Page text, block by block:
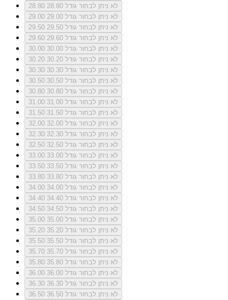
28.80
לא ניתן לבחור גודל 28.80
29.00
לא ניתן לבחור גודל 29.00
29.50
לא ניתן לבחור גודל 29.50
29.60
לא ניתן לבחור גודל 29.60
30.00
לא ניתן לבחור גודל 30.00
30.20
לא ניתן לבחור גודל 30.20
30.30
לא ניתן לבחור גודל 30.30
30.50
לא ניתן לבחור גודל 30.50
30.80
לא ניתן לבחור גודל 30.80
31.00
לא ניתן לבחור גודל 31.00
31.50
לא ניתן לבחור גודל 31.50
32.00
לא ניתן לבחור גודל 32.00
32.30
לא ניתן לבחור גודל 32.30
32.50
לא ניתן לבחור גודל 32.50
33.00
לא ניתן לבחור גודל 33.00
33.50
לא ניתן לבחור גודל 33.50
33.80
לא ניתן לבחור גודל 33.80
34.00
לא ניתן לבחור גודל 34.00
34.40
לא ניתן לבחור גודל 34.40
34.50
לא ניתן לבחור גודל 34.50
35.00
לא ניתן לבחור גודל 35.00
35.20
לא ניתן לבחור גודל 35.20
35.50
לא ניתן לבחור גודל 35.50
35.70
לא ניתן לבחור גודל 35.70
35.80
לא ניתן לבחור גודל 35.80
36.00
לא ניתן לבחור גודל 36.00
36.30
לא ניתן לבחור גודל 36.30
36.50
לא ניתן לבחור גודל 36.50